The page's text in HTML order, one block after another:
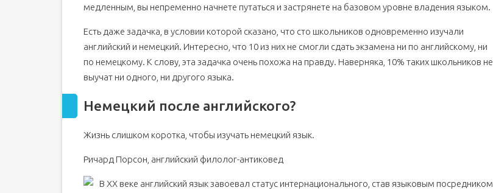
медленным, вы непременно начнете путаться и застрянете на базовом уровне владения языком.
Есть даже задачка, в условии которой сказано, что сто школьников одновременно изучали
английский и немецкий. Интересно, что 10 из них не смогли сдать экзамена ни по английскому, ни
по немецкому. К слову, эта задачка очень похожа на правду. Наверняка, 10% таких школьников не
выучат ни одного, ни другого языка.
Немецкий после английского?
Жизнь слишком коротка, чтобы изучать немецкий язык.
Ричард Порсон, английский филолог-антиковед
В ХХ веке английский язык завоевал статус интернационального, став языковым посредником